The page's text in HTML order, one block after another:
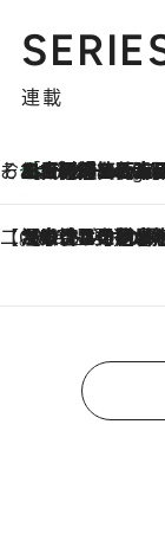
連載
そおだよおこの関西おいしい、おやつ紀行8 Hours Ago
［大阪府箕面市］一皿一皿目の前で仕上げられる、料理を巧みに組み込んだアシェットデセールコース「ミチル アシェッ
【CREA×星野リゾート】唯一無二。癒
2026.8.7
【トンボの足水浴】ヒノキの香りに包まれて涼感マックス！約13℃の湧水かけ